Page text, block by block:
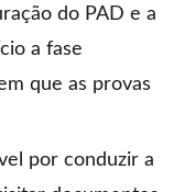
do PAD e a
a fase
que as provas
por conduzir a